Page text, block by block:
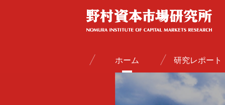
ホーム 研究レポート